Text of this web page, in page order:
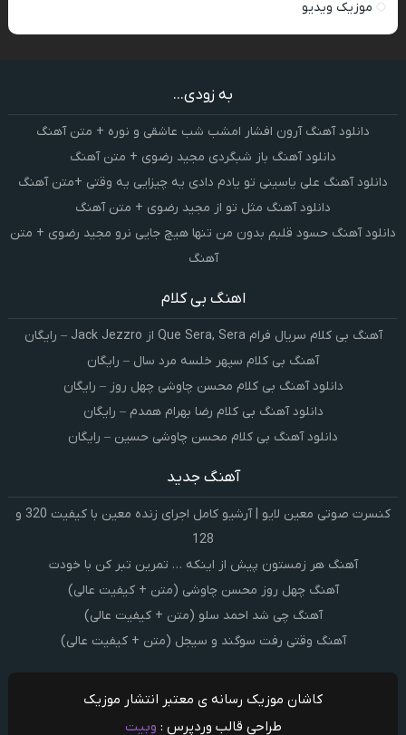
موزیک ویدیو
به زودی...
دانلود آهنگ آرون افشار امشب شب عاشقی و نوره + متن آهنگ
دانلود آهنگ باز شبگردی مجید رضوی + متن آهنگ
دانلود آهنگ علی یاسینی تو یادم دادی یه چیزایی یه وقتی +متن آهنگ
دانلود آهنگ مثل تو از مجید رضوی + متن آهنگ
دانلود آهنگ حسود قلبم بدون من تنها هیچ جایی نرو مجید رضوی + متن
آهنگ
اهنگ بی کلام
آهنگ بی کلام سریال فرام Que Sera, Sera از Jack Jezzro – رایگان
آهنگ بی کلام سپهر خلسه مرد سال – رایگان
دانلود آهنگ بی کلام محسن چاوشی چهل روز – رایگان
دانلود آهنگ بی کلام رضا بهرام همدم – رایگان
دانلود آهنگ بی کلام محسن چاوشی حسین – رایگان
آهنگ جدید
کنسرت صوتی معین لایو | آرشیو کامل اجرای زنده معین با کیفیت 320 و
128
آهنگ هر زمستون پیش از اینکه … تمرین تبر کن با خودت
آهنگ چهل روز محسن چاوشی (متن + کیفیت عالی)
آهنگ چی شد احمد سلو (متن + کیفیت عالی)
آهنگ وقتی رفت سوگند و سیجل (متن + کیفیت عالی)
کاشان موزیک رسانه ی معتبر انتشار موزیک
طراحی قالب وردپرس : وبیت